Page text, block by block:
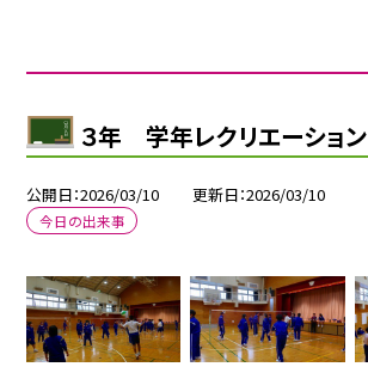
３年 学年レクリエーション
公開日 2026/03/10 更新日 2026/03/10
今日の出来事